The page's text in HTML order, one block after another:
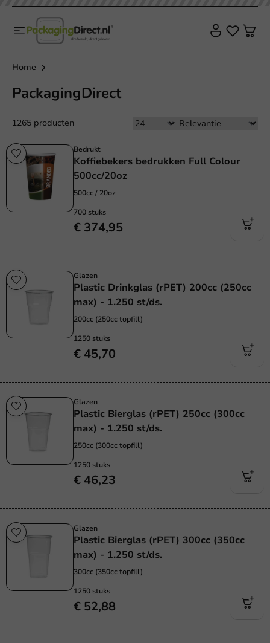
Home
PackagingDirect
1265 producten
Bedrukt
Koffiebekers bedrukken Full Colour
500cc/20oz
500cc / 20oz
700 stuks
€ 374,95
Glazen
Plastic Drinkglas (rPET) 200cc (250cc
max) - 1.250 st/ds.
200cc (250cc topfill)
1250 stuks
€ 45,70
Glazen
Plastic Bierglas (rPET) 250cc (300cc
max) - 1.250 st/ds.
250cc (300cc topfill)
1250 stuks
€ 46,23
Glazen
Plastic Bierglas (rPET) 300cc (350cc
max) - 1.250 st/ds.
300cc (350cc topfill)
1250 stuks
€ 52,88